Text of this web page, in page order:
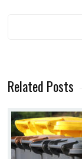
Related Posts